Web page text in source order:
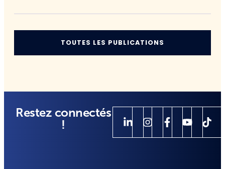
TOUTES LES PUBLICATIONS
Restez connectés
!